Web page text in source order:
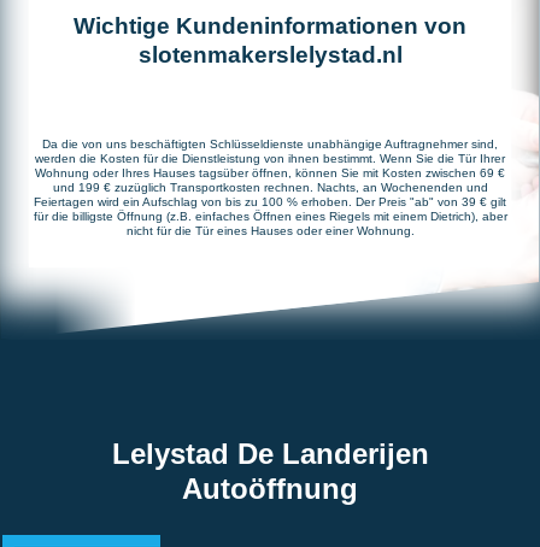
Wichtige Kundeninformationen von
slotenmakerslelystad.nl
Da die von uns beschäftigten Schlüsseldienste unabhängige Auftragnehmer sind,
werden die Kosten für die Dienstleistung von ihnen bestimmt. Wenn Sie die Tür Ihrer
Wohnung oder Ihres Hauses tagsüber öffnen, können Sie mit Kosten zwischen 69 €
und 199 € zuzüglich Transportkosten rechnen. Nachts, an Wochenenden und
Feiertagen wird ein Aufschlag von bis zu 100 % erhoben. Der Preis "ab" von 39 € gilt
für die billigste Öffnung (z.B. einfaches Öffnen eines Riegels mit einem Dietrich), aber
nicht für die Tür eines Hauses oder einer Wohnung.
Lelystad De Landerijen
Autoöffnung